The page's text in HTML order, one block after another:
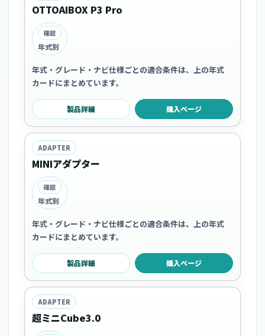
OTTOAIBOX P3 Pro
確認
年式別
年式・グレード・ナビ仕様ごとの適合条件は、上の年式
カードにまとめています。
製品詳細 購入ページ
ADAPTER
MINIアダプター
確認
年式別
年式・グレード・ナビ仕様ごとの適合条件は、上の年式
カードにまとめています。
製品詳細 購入ページ
ADAPTER
超ミニCube3.0